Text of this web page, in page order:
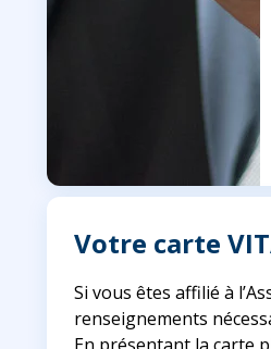
Votre carte
Si vous êtes affilié à
renseignements